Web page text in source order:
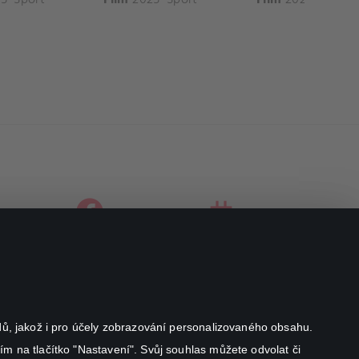
jakož i pro účely zobrazování personalizovaného obsahu.
na tlačítko "Nastavení". Svůj souhlas můžete odvolat či
facebookinstagram